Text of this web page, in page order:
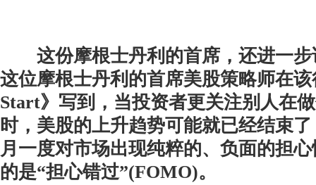
这份摩根士丹利的首席，还进一
这位摩根士丹利的首席美股策略师在该
Start》写到，当投资者更关注别人在
时，美股的上升趋势可能就已经结束
月一度对市场出现纯粹的、负面的担
的是“担心错过”(FOMO)。